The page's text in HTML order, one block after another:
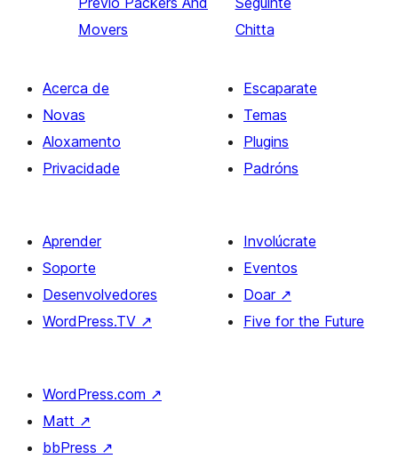
Movers
Chitta
Acerca de
Novas
Aloxamento
Privacidade
Escaparate
Temas
Plugins
Padróns
Aprender
Soporte
Desenvolvedores
WordPress.TV ↗
Involúcrate
Eventos
Doar ↗
Five for the Future
WordPress.com ↗
Matt ↗
bbPress ↗